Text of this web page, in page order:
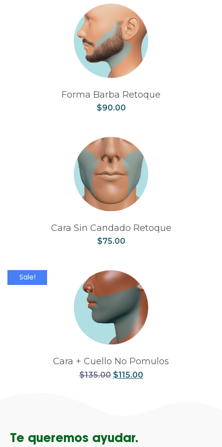
Forma Barba Retoque
$90.00
Cara Sin Candado Retoque
$75.00
Sale!
Cara + Cuello No Pomulos
$135.00 $115.00
Te queremos ayudar.